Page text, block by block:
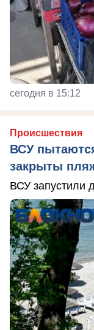
сегодня в 15:12
Происшествия
ВСУ
закрыты
ВСУ запустили